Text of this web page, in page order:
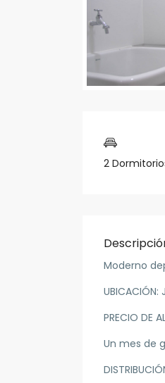
2
Moderno
PRECIO DE
Un mes de